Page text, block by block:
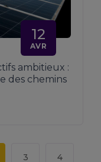
12
AVR
ambitieux :
des chemins
3 4